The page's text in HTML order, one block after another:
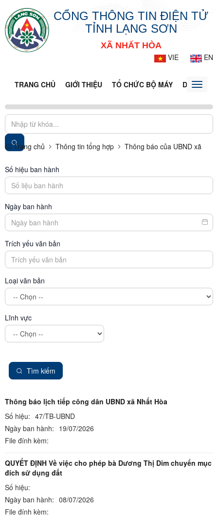
CỔNG THÔNG TIN ĐIỆN TỬ
TỈNH LẠNG SƠN
XÃ NHẤT HÒA
VIE
EN
TRANG CHỦ GIỚI THIỆU TỔ CHỨC BỘ MÁY DOANH
Toggle
Trang chủ Thông tin tổng hợp Thông báo của UBND xã
Số hiệu ban hành
Ngày ban hành
Trích yếu văn bản
Loại văn bản
Lĩnh vực
Tìm kiếm
Thông báo lịch tiếp công dân UBND xã Nhất Hòa
Số hiệu: 47/TB-UBND
Ngày ban hành: 19/07/2026
File đính kèm:
QUYẾT ĐỊNH Về việc cho phép bà Dương Thị Dim chuyển mục
đích sử dụng đất
Số hiệu:
Ngày ban hành: 08/07/2026
File đính kèm: